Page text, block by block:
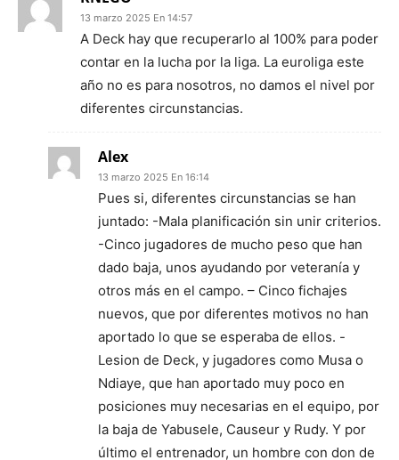
13 marzo 2025 En 14:57
A Deck hay que recuperarlo al 100% para poder
contar en la lucha por la liga. La euroliga este
año no es para nosotros, no damos el nivel por
diferentes circunstancias.
Alex
13 marzo 2025 En 16:14
Pues si, diferentes circunstancias se han
juntado: -Mala planificación sin unir criterios.
-Cinco jugadores de mucho peso que han
dado baja, unos ayudando por veteranía y
otros más en el campo. – Cinco fichajes
nuevos, que por diferentes motivos no han
aportado lo que se esperaba de ellos. -
Lesion de Deck, y jugadores como Musa o
Ndiaye, que han aportado muy poco en
posiciones muy necesarias en el equipo, por
la baja de Yabusele, Causeur y Rudy. Y por
último el entrenador, un hombre con don de